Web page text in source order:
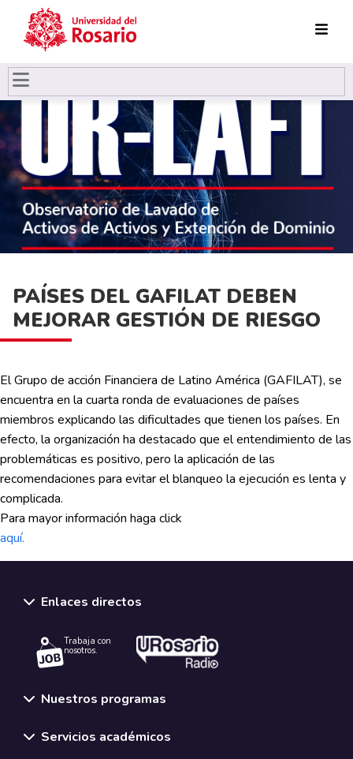
Pasar al contenido principal
PAÍSES DEL GAFILAT DEBEN
MEJORAR GESTIÓN DE RIESGO
El Grupo de acción Financiera de Latino América (GAFILAT), se
encuentra en la cuarta ronda de evaluaciones de países
miembros explicando las dificultades que tienen los países. En
efecto, la organización ha destacado que el entendimiento de las
problemáticas es positivo, pero la aplicación de las
recomendaciones para evitar el blanqueo la ejecución es lenta y
complicada.
Para mayor información haga click
aquí.
Enlaces directos
Trabaja con
nosotros.
Nuestros programas
Servicios académicos